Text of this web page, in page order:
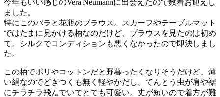
今年もいい感じのVera Neumannに出会えたので数着お迎えし
ました。
特にこのバラと花瓶のブラウス。スカーフやテーブルマット
ではたまに見かける柄なのだけど、ブラウスを見たのは初め
て。シルクでコンディションも悪くなかったので即決しまし
た。
この柄でポリやコットンだと野暮ったくなりそうだけど、薄
い絹なのでどぎつくも無く軽やかだし、てんとう虫が肩や裾
にチラチラ飛んでいてとても可愛い。丈が短いので着方が難